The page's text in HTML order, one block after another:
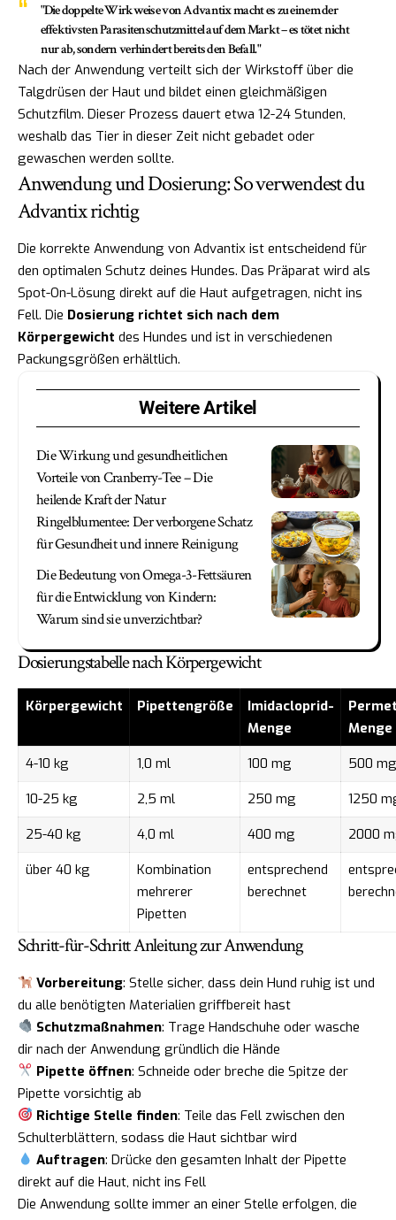
"Die doppelte Wirkweise von Advantix macht es zu einem der
effektivsten Parasitenschutzmittel auf dem Markt – es tötet nicht
nur ab, sondern verhindert bereits den Befall."
Nach der Anwendung verteilt sich der Wirkstoff über die
Talgdrüsen der Haut und bildet einen gleichmäßigen
Schutzfilm. Dieser Prozess dauert etwa 12-24 Stunden,
weshalb das Tier in dieser Zeit nicht gebadet oder
gewaschen werden sollte.
Anwendung und Dosierung: So verwendest du
Advantix richtig
Die korrekte Anwendung von Advantix ist entscheidend für
den optimalen Schutz deines Hundes. Das Präparat wird als
Spot-On-Lösung direkt auf die Haut aufgetragen, nicht ins
Fell. Die Dosierung richtet sich nach dem
Körpergewicht des Hundes und ist in verschiedenen
Packungsgrößen erhältlich.
Weitere Artikel
Die Wirkung und gesundheitlichen
Vorteile von Cranberry-Tee – Die
heilende Kraft der Natur
Ringelblumentee: Der verborgene Schatz
für Gesundheit und innere Reinigung
Die Bedeutung von Omega-3-Fettsäuren
für die Entwicklung von Kindern:
Warum sind sie unverzichtbar?
Dosierungstabelle nach Körpergewicht
Körpergewicht Pipettengröße
Imidacloprid-
Menge
Menge
4-10 kg
1,0 ml 100 mg
500 mg
10-25 kg
2,5 ml 250 mg
1250
25-40 kg
4,0 ml 400 mg
2000
über 40 kg
Kombination
mehrerer
Pipetten
entsprechend
berechnet
Schritt-für-Schritt Anleitung zur Anwendung
Vorbereitung: Stelle sicher, dass dein Hund ruhig ist und
du alle benötigten Materialien griffbereit hast
Schutzmaßnahmen: Trage Handschuhe oder wasche
dir nach der Anwendung gründlich die Hände
Pipette öffnen: Schneide oder breche die Spitze der
Pipette vorsichtig ab
Richtige Stelle finden: Teile das Fell zwischen den
Schulterblättern, sodass die Haut sichtbar wird
Auftragen: Drücke den gesamten Inhalt der Pipette
direkt auf die Haut, nicht ins Fell
Die Anwendung sollte immer an einer Stelle erfolgen, die